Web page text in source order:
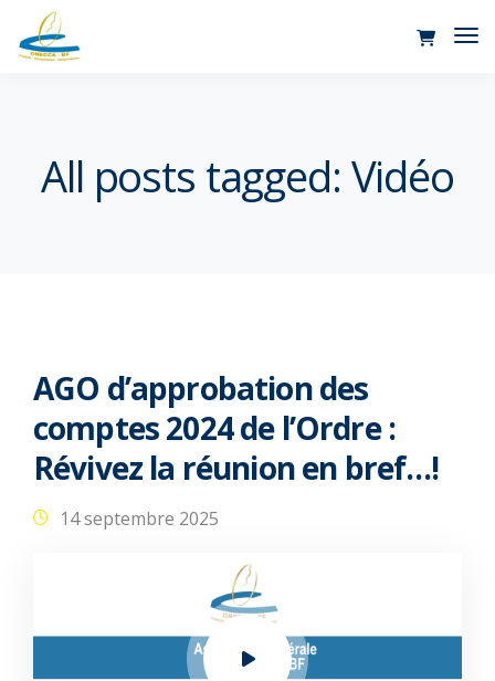
All posts tagged: Vidéo
AGO d’approbation des
comptes 2024 de l’Ordre :
Révivez la réunion en bref…!
14 septembre 2025